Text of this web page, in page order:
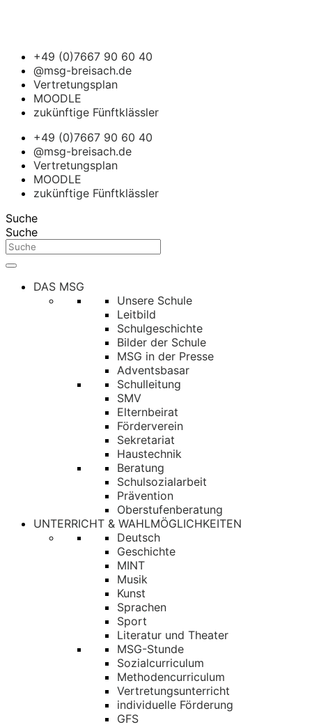
+49 (0)7667 90 60 40
@msg-breisach.de
Vertretungsplan
MOODLE
zukünftige Fünftklässler
+49 (0)7667 90 60 40
@msg-breisach.de
Vertretungsplan
MOODLE
zukünftige Fünftklässler
Suche
Suche
DAS MSG
Unsere Schule
Leitbild
Schulgeschichte
Bilder der Schule
MSG in der Presse
Adventsbasar
Schulleitung
SMV
Elternbeirat
Förderverein
Sekretariat
Haustechnik
Beratung
Schulsozialarbeit
Prävention
Oberstufenberatung
UNTERRICHT & WAHLMÖGLICHKEITEN
Deutsch
Geschichte
MINT
Musik
Kunst
Sprachen
Sport
Literatur und Theater
MSG-Stunde
Sozialcurriculum
Methodencurriculum
Vertretungsunterricht
individuelle Förderung
GFS